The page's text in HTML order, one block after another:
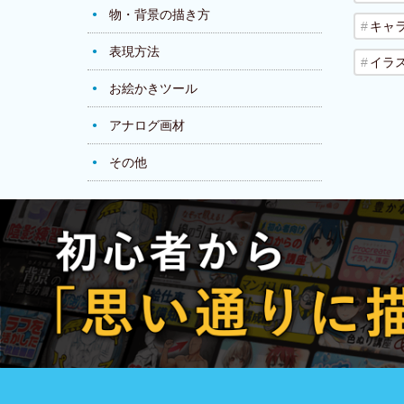
物・背景の描き方
表現方法
お絵かきツール
アナログ画材
その他
キャ
イラ